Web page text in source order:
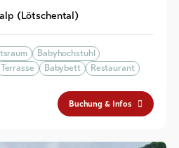
(Lötschental)
Babyhochstuhl
Terrasse Babybett Restaurant
Buchung & Infos